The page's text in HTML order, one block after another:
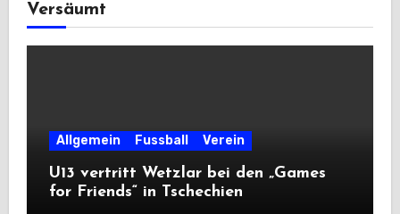
Versäumt
Allgemein Fussball Verein
U13 vertritt Wetzlar bei den „Games
for Friends“ in Tschechien